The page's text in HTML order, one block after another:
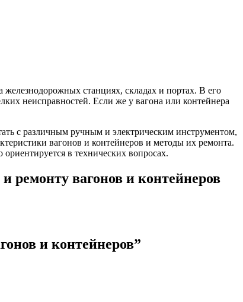
железнодорожных станциях, складах и портах. В его
неисправностей. Если же у вагона или контейнера
с различным ручным и электрическим инструментом,
вагонов и контейнеров и методы их ремонта.
в технических вопросах.
ремонту вагонов и контейнеров
и контейнеров”